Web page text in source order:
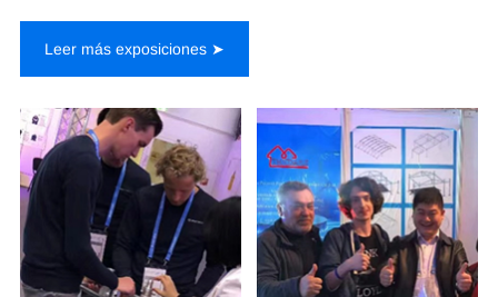
Leer más exposiciones ➤